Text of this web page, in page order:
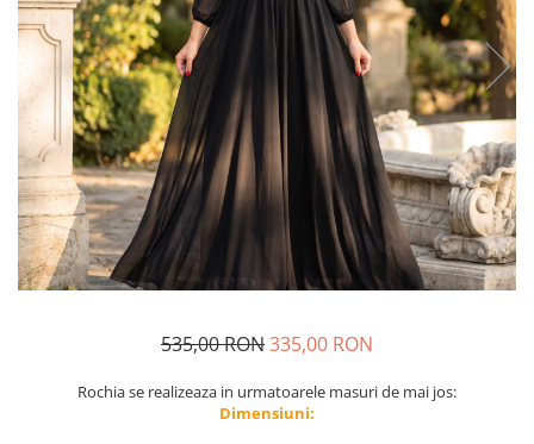
Tricouri
Treninguri
Ii traditionale
Rochii traditionale
Rochii Elegante
Costume populare
Fote & Catrinte
Incaltaminte
Jucarii
535,00 RON335,00 RON
Rochia se realizeaza in urmatoarele masuri de mai jos:
Dimensiuni: